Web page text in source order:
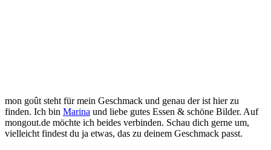
mon goût steht für mein Geschmack und genau der ist hier zu
finden. Ich bin Marina und liebe gutes Essen & schöne Bilder. Auf
mongout.de möchte ich beides verbinden. Schau dich gerne um,
vielleicht findest du ja etwas, das zu deinem Geschmack passt.